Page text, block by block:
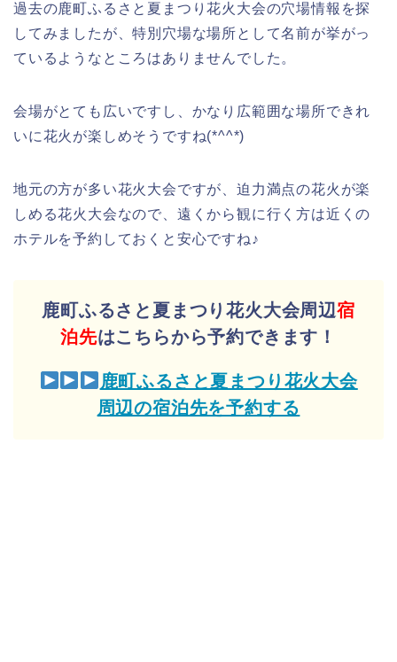
過去の鹿町ふるさと夏まつり花火大会の穴場情報を探
してみましたが、特別穴場な場所として名前が挙がっ
ているようなところはありませんでした。
会場がとても広いですし、かなり広範囲な場所できれ
いに花火が楽しめそうですね(*^^*)
地元の方が多い花火大会ですが、迫力満点の花火が楽
しめる花火大会なので、遠くから観に行く方は近くの
ホテルを予約しておくと安心ですね♪
鹿町ふるさと夏まつり花火大会周辺宿
泊先はこちらから予約できます！
鹿町ふるさと夏まつり花火大会
周辺の宿泊先を予約する